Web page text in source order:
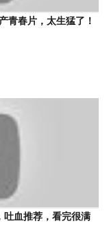
青春片，太生猛了！
吐血推荐，看完很满